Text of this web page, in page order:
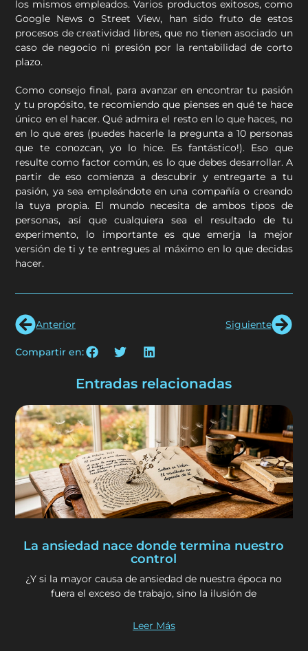
los mismos empleados. Varios productos exitosos, como
Google News o Street View, han sido fruto de estos
procesos de creatividad libres, que no tienen asociado un
caso de negocio ni presión por la rentabilidad de corto
plazo.
Como consejo final, para avanzar en encontrar tu pasión
y tu propósito, te recomiendo que pienses en qué te hace
único en el hacer. Qué admira el resto en lo que haces, no
en lo que eres (puedes hacerle la pregunta a 10 personas
que te conozcan, yo lo hice. Es fantástico!). Eso que
resulte como factor común, es lo que debes desarrollar. A
partir de eso comienza a descubrir y entregarte a tu
pasión, ya sea empleándote en una compañía o creando
la tuya propia. El mundo necesita de ambos tipos de
personas, así que cualquiera sea el resultado de tu
experimento, lo importante es que emerja la mejor
versión de ti y te entregues al máximo en lo que decidas
hacer.
Anterior Siguiente
Compartir en:
Entradas relacionadas
La ansiedad nace donde termina nuestro
control
¿Y si la mayor causa de ansiedad de nuestra época no
fuera el exceso de trabajo, sino la ilusión de
Leer Más